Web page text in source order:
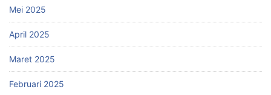
Mei 2025
April 2025
Maret 2025
Februari 2025